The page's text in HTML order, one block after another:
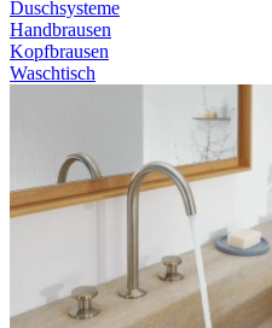
Duschsysteme
Handbrausen
Kopfbrausen
Waschtisch